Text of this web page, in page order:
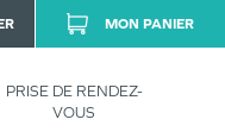
PRISE DE RENDEZ-
VOUS
MON PANIER